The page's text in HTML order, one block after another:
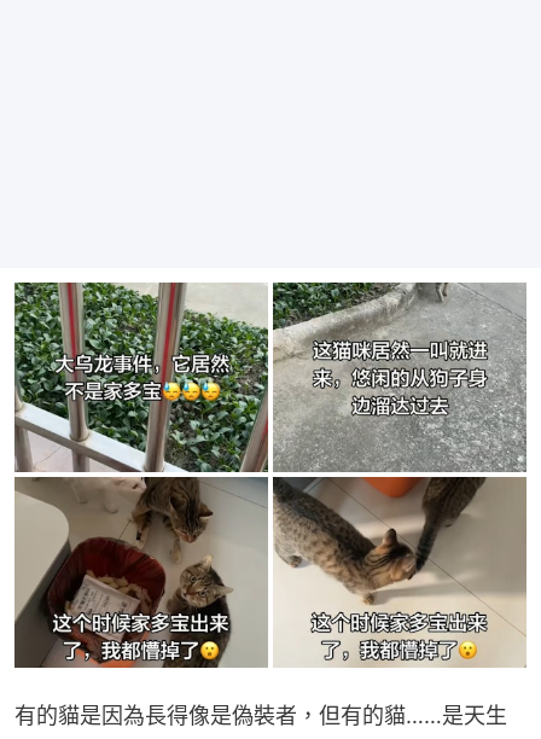
有的貓是因為長得像是偽裝者，但有的貓……是天生